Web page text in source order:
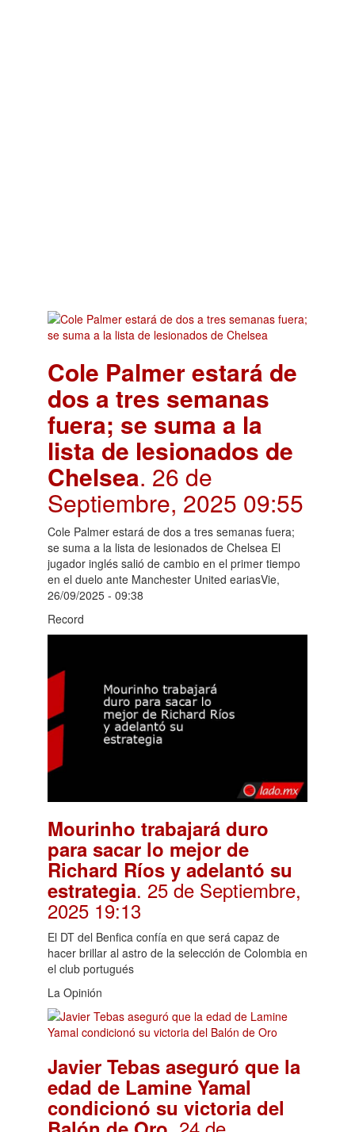
Cole Palmer estará de
dos a tres semanas
fuera; se suma a la
lista de lesionados de
Chelsea. 26 de
Septiembre, 2025 09:55
Cole Palmer estará de dos a tres semanas fuera;
se suma a la lista de lesionados de Chelsea El
jugador inglés salió de cambio en el primer tiempo
en el duelo ante Manchester United eariasVie,
26/09/2025 - 09:38
Record
Mourinho trabajará duro
para sacar lo mejor de
Richard Ríos y adelantó su
estrategia. 25 de Septiembre,
2025 19:13
El DT del Benfica confía en que será capaz de
hacer brillar al astro de la selección de Colombia en
el club portugués
La Opinión
Javier Tebas aseguró que la
edad de Lamine Yamal
condicionó su victoria del